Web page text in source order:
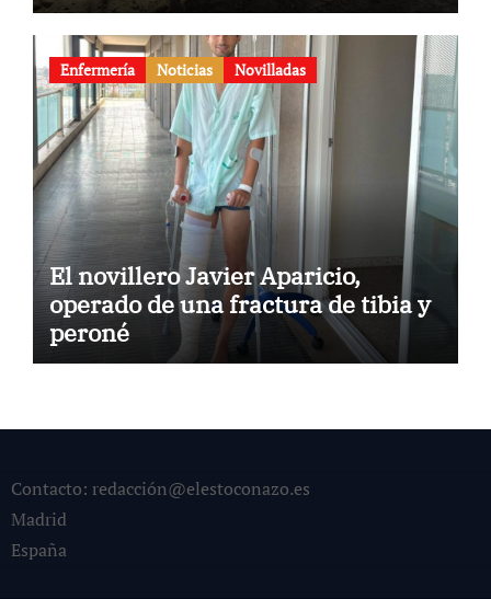
Enfermería Noticias Novilladas
El novillero Javier Aparicio,
operado de una fractura de tibia y
peroné
Contacto: redacción@elestoconazo.es
Madrid
España